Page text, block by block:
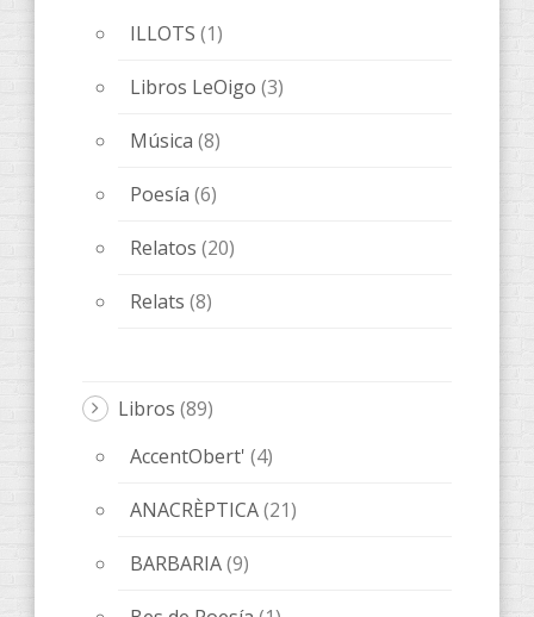
ILLOTS (1)
Libros LeOigo (3)
Música (8)
Poesía (6)
Relatos (20)
Relats (8)
Libros (89)
AccentObert' (4)
ANACRÈPTICA(21)
BARBARIA(9)